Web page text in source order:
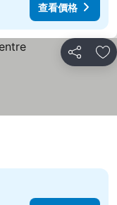
查看價格
分享 加